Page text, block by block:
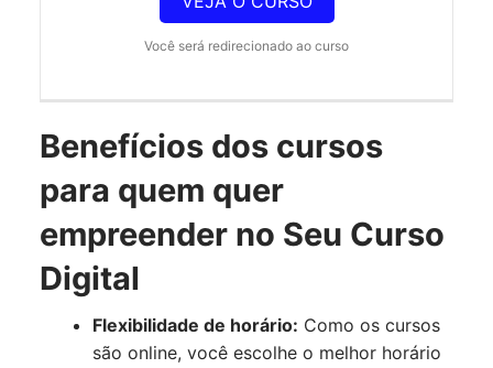
Você será redirecionado ao curso
Benefícios dos cursos
para quem quer
empreender no Seu Curso
Digital
Flexibilidade de horário: Como os cursos
são online, você escolhe o melhor horário